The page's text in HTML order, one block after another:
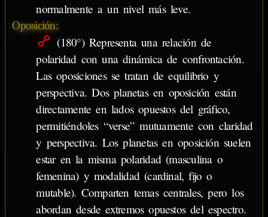
normalmente a un nivel más leve.
Oposición:
(180°) Representa una relación de
polaridad con una dinámica de confrontación.
Las oposiciones se tratan de equilibrio y
perspectiva. Dos planetas en oposición están
directamente en lados opuestos del gráfico,
permitiéndoles “verse” mutuamente con claridad
y perspectiva. Los planetas en oposición suelen
estar en la misma polaridad (masculina o
femenina) y modalidad (cardinal, fijo o
mutable). Comparten temas centrales, pero los
abordan desde extremos opuestos del espectro.